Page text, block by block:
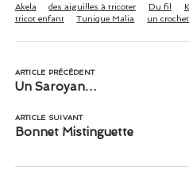
Akela
des aiguilles à tricoter Du fil
tricot enfant
Tunique Malia un
ARTICLE PRÉCÉDENT
Un Saroyan…
ARTICLE SUIVANT
Bonnet Mistinguette